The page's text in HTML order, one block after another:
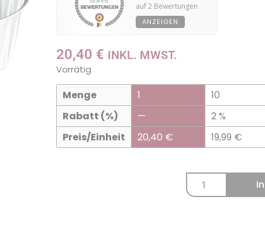
auf 2 Bewertungen
ANZEIGEN
20,40 € INKL. MWST.
Vorrätig
Menge
Rabatt (%)
Preis/Einheit
1
—
20,40 €
10
2 %
19,99 €